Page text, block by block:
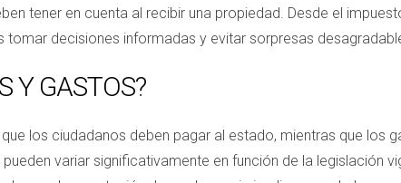
tener en cuenta al recibir una propiedad. Desde el
decisiones informadas y evitar sorpresas
Y GASTOS?
los ciudadanos deben pagar al estado, mientras que los
variar significativamente en función de la legislación